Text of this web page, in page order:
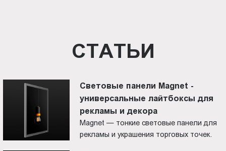
СТАТЬИ
Световые панели Magnet -
универсальные лайтбоксы для
рекламы и декора
Magnet — тонкие световые панели для
рекламы и украшения торговых точек.